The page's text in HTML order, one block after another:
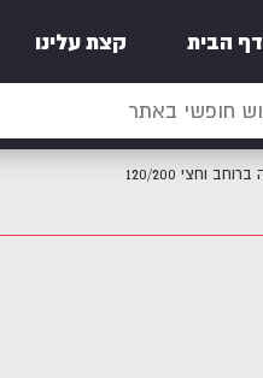
דף הבית קצת עלינו
וחצי 120/200